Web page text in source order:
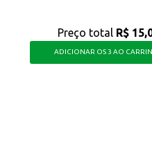
Preço total R$
ADICIONAR OS 3 AO